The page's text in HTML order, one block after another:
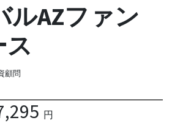
ルAZファン
ス
顧問
円